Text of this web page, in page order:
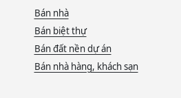
Bán nhà
Bán biệt thự
Bán đất nền dự án
Bán nhà hàng, khách sạn